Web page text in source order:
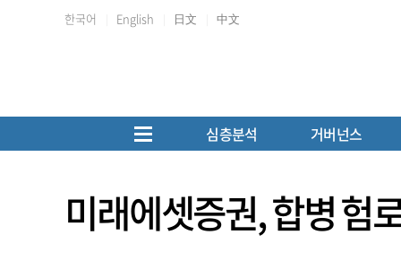
한국어 English 日文 中文
심층분석 거버넌스
미래에셋증권, 합병 험